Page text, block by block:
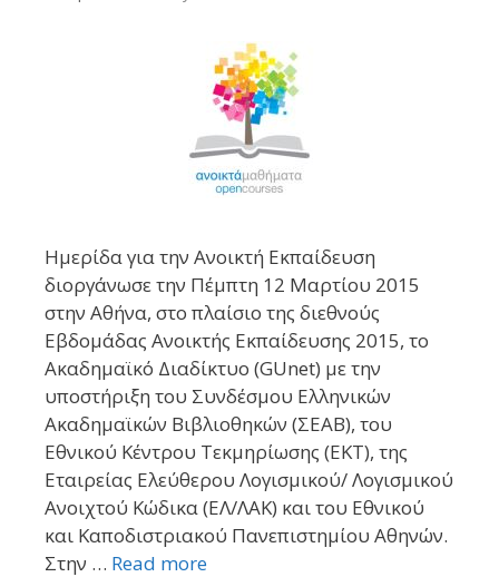
Hμερίδα για την Ανοικτή Εκπαίδευση
διοργάνωσε την Πέμπτη 12 Μαρτίου 2015
στην Αθήνα, στο πλαίσιο της διεθνούς
Εβδομάδας Ανοικτής Εκπαίδευσης 2015, το
Ακαδημαϊκό Διαδίκτυο (GUnet) με την
υποστήριξη του Συνδέσμου Ελληνικών
Ακαδημαϊκών Βιβλιοθηκών (ΣEAB), του
Εθνικού Κέντρου Τεκμηρίωσης (ΕΚΤ), της
Εταιρείας Ελεύθερου Λογισμικού/ Λογισμικού
Ανοιχτού Κώδικα (ΕΛ/ΛΑΚ) και του Εθνικού
και Καποδιστριακού Πανεπιστημίου Αθηνών.
Στην … Read more